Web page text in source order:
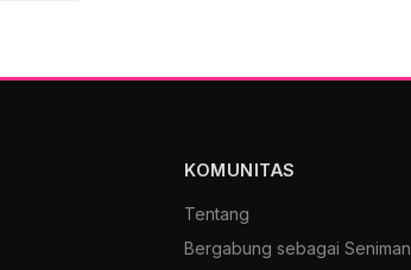
KOMUNITAS
Tentang
Bergabung sebagai Seniman